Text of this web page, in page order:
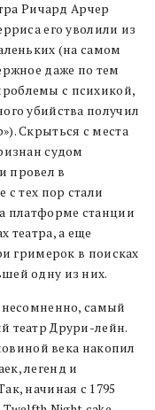
Ричард Арчер
его уволили из
(на самом
даже по тем
с психикой,
убийства получил
Скрыться с места
судом
провел в
с тех пор стали
платформе станции
театра, а еще
гримерок в поисках
одну из них.
несомненно, самый
театр Друри-лейн.
века накопил
легенд и
начиная с 1795